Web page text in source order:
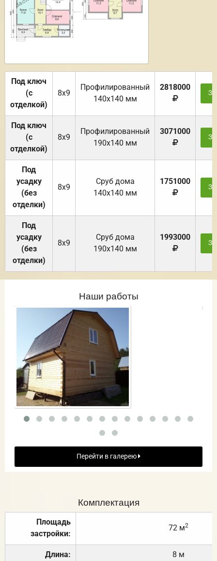
Под ключ
(с
отделкой)
8х9
Профилированный
140х140 мм
2818000
Под ключ
(с
отделкой)
8х9
Профилированный
190х140 мм
3071000
Под
усадку
(без
отделки)
8х9
Cруб дома
140х140 мм
1751000
Под
усадку
(без
отделки)
8х9
Cруб дома
190х140 мм
1993000
Наши работы
Перейти в галерею
Комплектация
Площадь
застройки:
72 м2
Длина: 8 м